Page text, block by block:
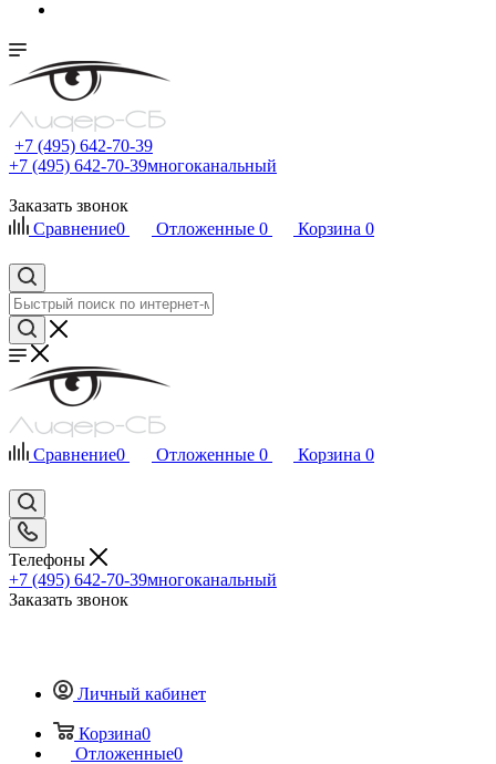
+7 (495) 642-70-39
+7 (495) 642-70-39многоканальный
Заказать звонок
Сравнение0 Отложенные 0 Корзина 0
Сравнение0 Отложенные 0 Корзина 0
Телефоны
+7 (495) 642-70-39многоканальный
Заказать звонок
Личный кабинет
Корзина0
Отложенные0